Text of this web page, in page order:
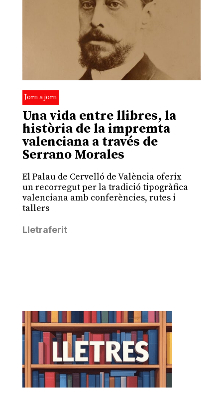
Jorn a jorn
Una vida entre llibres, la
història de la impremta
valenciana a través de
Serrano Morales
El Palau de Cervelló de València oferix
un recorregut per la tradició tipogràfica
valenciana amb conferències, rutes i
tallers
Lletraferit